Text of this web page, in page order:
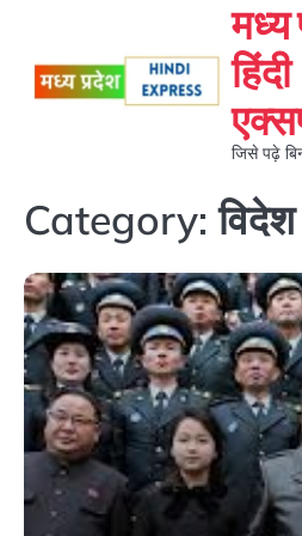
content
मध्य
हिंदी
जिसे पढ़े
Category:विदेश